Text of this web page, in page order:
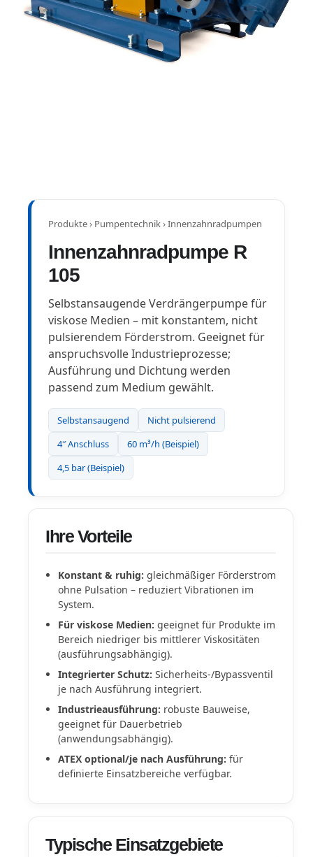
Produkte› Pumpentechnik›Innenzahnradpumpen
Innenzahnradpumpe R
105
Selbstansaugende Verdrängerpumpe für
viskose Medien – mit konstantem, nicht
pulsierendem Förderstrom. Geeignet für
anspruchsvolle Industrieprozesse;
Ausführung und Dichtung werden
passend zum Medium gewählt.
Selbstansaugend
Nicht pulsierend
4″ Anschluss
60 m³/h (Beispiel)
4,5 bar (Beispiel)
Ihre Vorteile
Konstant & ruhig: gleichmäßiger Förderstrom
ohne Pulsation – reduziert Vibrationen im
System.
Für viskose Medien: geeignet für Produkte im
Bereich niedriger bis mittlerer Viskositäten
(ausführungsabhängig).
Integrierter Schutz: Sicherheits-/Bypassventil
je nach Ausführung integriert.
Industrieausführung: robuste Bauweise,
geeignet für Dauerbetrieb
(anwendungsabhängig).
ATEX optional/je nach Ausführung: für
definierte Einsatzbereiche verfügbar.
Typische Einsatzgebiete